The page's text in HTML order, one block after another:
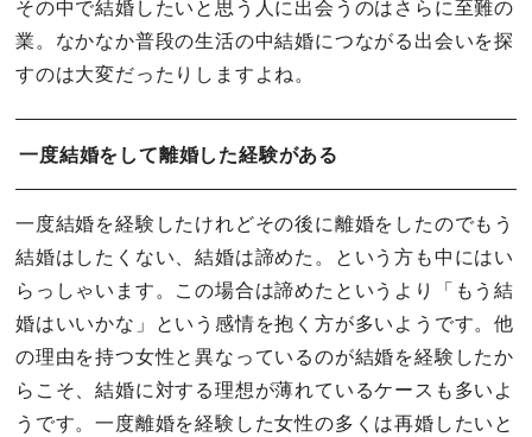
その中で結婚したいと思う人に出会うのはさらに至難の
業。なかなか普段の生活の中結婚につながる出会いを探
すのは大変だったりしますよね。
一度結婚をして離婚した経験がある
一度結婚を経験したけれどその後に離婚をしたのでもう
結婚はしたくない、結婚は諦めた。という方も中にはい
らっしゃいます。この場合は諦めたというより「もう結
婚はいいかな」という感情を抱く方が多いようです。他
の理由を持つ女性と異なっているのが結婚を経験したか
らこそ、結婚に対する理想が薄れているケースも多いよ
うです。一度離婚を経験した女性の多くは再婚したいと